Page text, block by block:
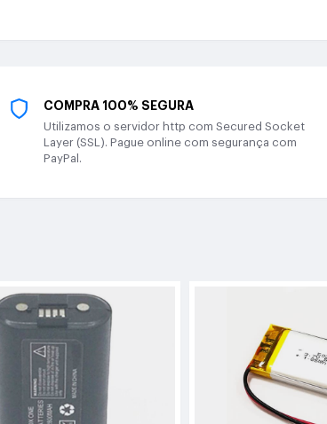
COMPRA 100% SEGURA
Utilizamos o servidor http com Secured Socket
Layer (SSL). Pague online com segurança com
PayPal.